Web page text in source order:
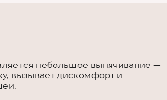
небольшое выпячивание —
вызывает дискомфорт и